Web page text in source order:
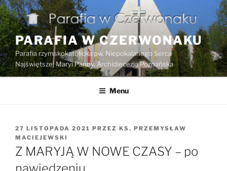
Przejdź
do
treści
PARAFIA W CZERWONAKU
Parafia rzymskokatolicka pw. Niepokalanego Serca
Najświętszej Maryi Panny, Archidiecezja Poznańska
Menu
OPUBLIKOWANE
W
27 LISTOPADA 2021 PRZEZ KS. PRZEMYSŁAW
MACIEJEWSKI
Z MARYJĄ W NOWE CZASY – po